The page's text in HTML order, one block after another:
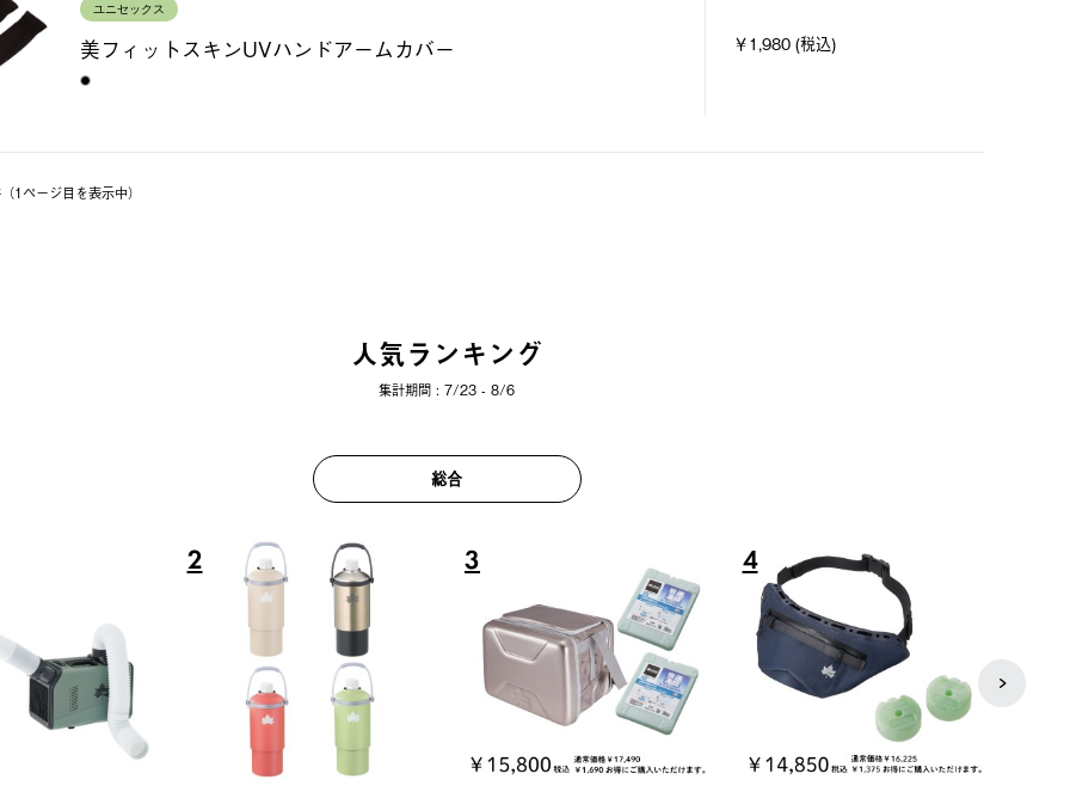
ユニセックス
美フィットスキンUVハンドアームカバー ￥1,980 (税込)
1ページ⽬を表⽰中）
人気ランキング
集計期間 : 7/23 - 8/6
総合
6 7 8